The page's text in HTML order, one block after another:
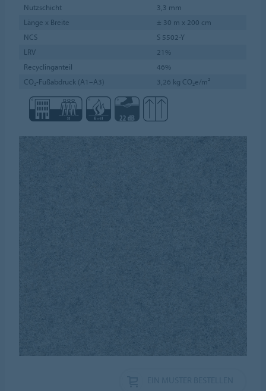
Nutzschicht
3,3 mm
Länge x Breite
± 30 m x 200 cm
NCS
S 5502-Y
LRV
21%
Recyclinganteil
46%
CO₂-Fußabdruck (A1–A3)
3,26 kg CO₂e/m²